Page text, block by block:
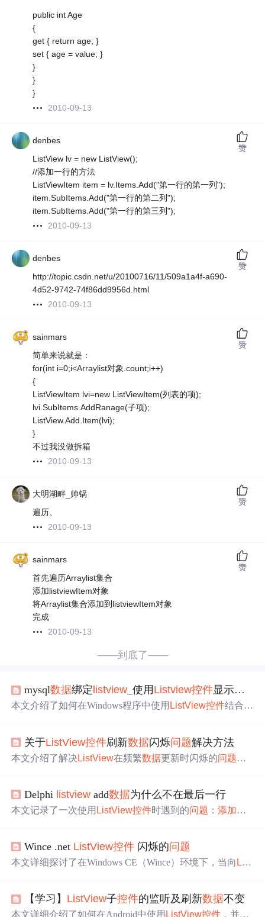
public int Age
{
get { return age; }
set { age = value; }
}
}
}
2010-09-13
denbes
ListView lv = new ListView();
//添加一行的方法
ListViewItem item = lv.Items.Add("第一行的第一列");
item.SubItems.Add("第一行的第二列");
item.SubItems.Add("第一行的第三列");
2010-09-13
赞
denbes
http://topic.csdn.net/u/20100716/11/509a1a4f-a690-
4d52-9742-74f86dd9956d.html
2010-09-13
赞
sainmars
简单来说就是：
for(int i=0;i<Arraylist对象.count;i++)
{
ListViewItem lvi=new ListViewItem(列表的项);
lvi.SubItems.AddRanage(子项);
ListView.Add.Item(lvi);
}
不过我没做拆箱
2010-09-13
赞
大明湖畔_帅锅
遍历、
2010-09-13
赞
sainmars
首先遍历Arraylist集合
添加listviewItem对象
将Arraylist集合添加到listviewItem对象
完成
2010-09-13
赞
——到底了——
mysql数据绑定 listview _使用 Listview控件显示数据
本文介绍了如何在Windows程序中使用 ListView控件结合M
和主要属性。接着，讨论了ListView控件 显示数据时可能
出现的闪屏问题及其解决方案——采用双缓存技术。最
关于ListView控件刷新数据闪烁问题解决方法
本文介绍了解决ListView在频繁数据更新时闪烁的问题，
使用自定义的DoubleBufferListView，并添加列头和数据
项。
Delphi listview add数据为什么不在最后一行
本文记录了一次使用 ListView控件时遇到的问题 ：添加的
将该属性更改为stnone后，问题得到解决。
Wince .net ListView控件 闪烁的问题
本文详细探讨了在Windows CE（Wince）环境下，当向 List
题
的解决方案。通过此方法，可以避免在数据添加过程中
出现的视觉干扰，提升用户体验。
【学习】 ListView子控件的监听及刷新数据不变
本文详细介绍了如何在Android中使用 ListView控件 ，并针